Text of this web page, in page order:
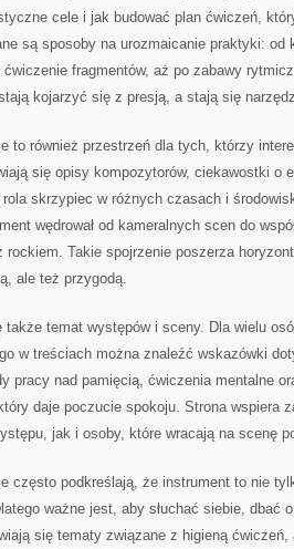
cele i jak budować plan ćwiczeń,
są sposoby na urozmaicanie praktyki: od
fragmentów, aż po zabawy
kojarzyć się z presją, a stają się
to również przestrzeń dla tych, którzy
się opisy kompozytorów, ciekawostki o
rola skrzypiec w różnych czasach i
wędrował od kameralnych scen do
rockiem. Takie spojrzenie poszerza
ale też przygodą.
także temat występów i sceny. Dla wielu
w treściach można znaleźć wskazówki
pracy nad pamięcią, ćwiczenia mentalne
daje poczucie spokoju. Strona wspiera
jak i osoby, które wracają na scenę
często podkreślają, że instrument to nie
ważne jest, aby słuchać siebie, dbać
się tematy związane z higieną